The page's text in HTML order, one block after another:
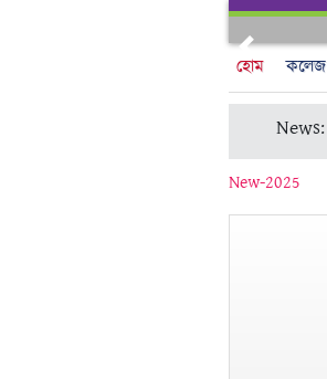
Previous
হোম কলেজ
News:
New-2025